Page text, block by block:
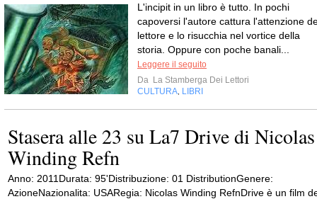
L'incipit in un libro è tutto. In pochi
capoversi l'autore cattura l'attenzione
lettore e lo risucchia nel vortice della
storia. Oppure con poche banali...
Leggere il seguito
Da La Stamberga Dei Lettori
CULTURA LIBRI
Stasera alle 23 su La7 Drive di Nicolas
Winding Refn
Anno: 2011Durata: 95'Distribuzione: 01 DistributionGenere:
AzioneNazionalita: USARegia: Nicolas Winding RefnDrive è un film